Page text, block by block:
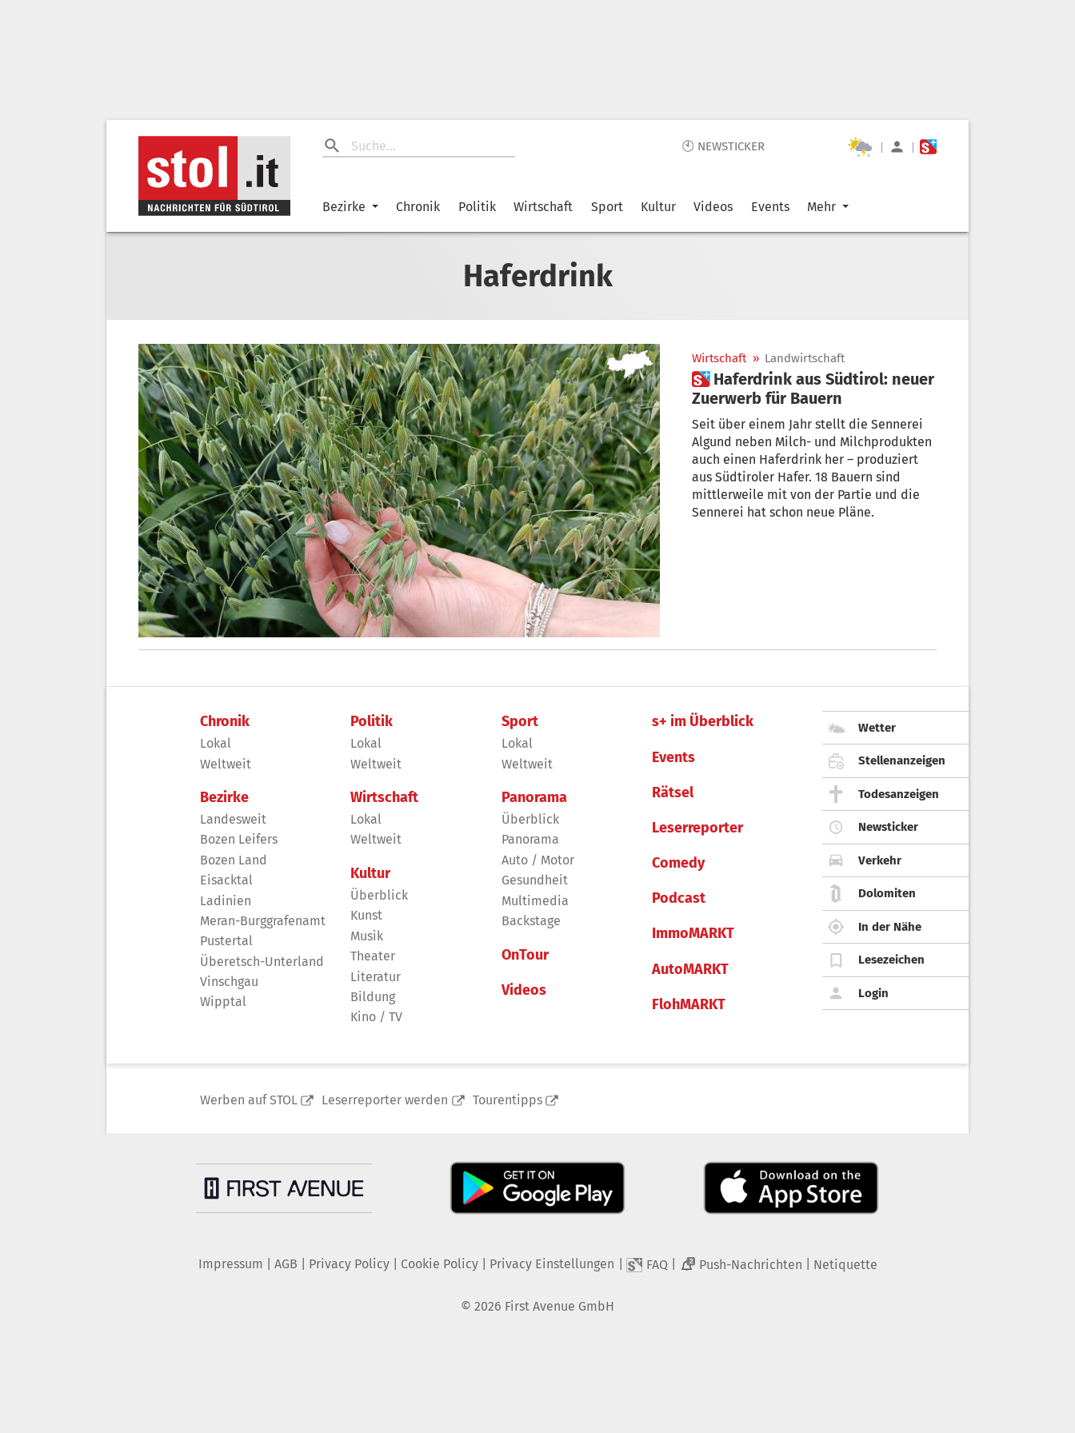
🕙 NEWSTICKER | |
Bezirke Chronik Politik Wirtschaft Sport Kultur Videos Events Mehr
Haferdrink
Wirtschaft » Landwirtschaft
 Haferdrink aus Südtirol: neuer
Zuerwerb für Bauern
Seit über einem Jahr stellt die Sennerei
Algund neben Milch- und Milchprodukten
auch einen Haferdrink her – produziert
aus Südtiroler Hafer. 18 Bauern sind
mittlerweile mit von der Partie und die
Sennerei hat schon neue Pläne.
Chronik
Lokal
Weltweit
Bezirke
Landesweit
Bozen Leifers
Bozen Land
Eisacktal
Ladinien
Meran-Burggrafenamt
Pustertal
Überetsch-Unterland
Vinschgau
Wipptal
Politik
Lokal
Weltweit
Wirtschaft
Lokal
Weltweit
Kultur
Überblick
Kunst
Musik
Theater
Literatur
Bildung
Kino / TV
Sport
Lokal
Weltweit
Panorama
Überblick
Panorama
Auto / Motor
Gesundheit
Multimedia
Backstage
OnTour
Videos
s+ im Überblick
Events
Rätsel
Leserreporter
Comedy
Podcast
ImmoMARKT
AutoMARKT
FlohMARKT
Wetter
Stellenanzeigen
Todesanzeigen
Newsticker
Verkehr
Dolomiten
In der Nähe
Lesezeichen
Login
Werben auf STOL Leserreporter werden Tourentipps
Impressum AGB Privacy Policy| Cookie Policy| Privacy Einstellungen FAQ 2 Push-Nachrichten Netiquette
© 2026 First Avenue GmbH